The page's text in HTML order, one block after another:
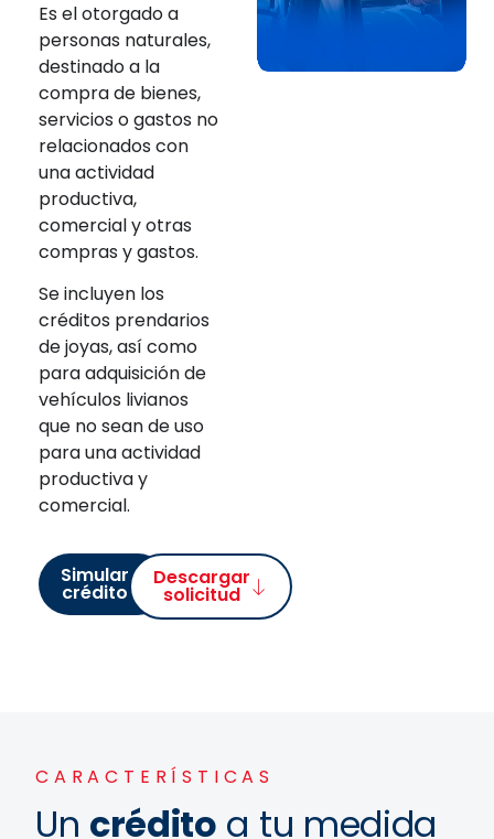
Es el otorgado a
personas naturales,
destinado a la
compra de bienes,
servicios o gastos no
relacionados con
una actividad
productiva,
comercial y otras
compras y gastos.
Se incluyen los
créditos prendarios
de joyas, así como
para adquisición de
vehículos livianos
que no sean de uso
para una actividad
productiva y
comercial.
Simular
crédito
Descargar
solicitud
CARACTERÍSTICAS
Un crédito a tu medida